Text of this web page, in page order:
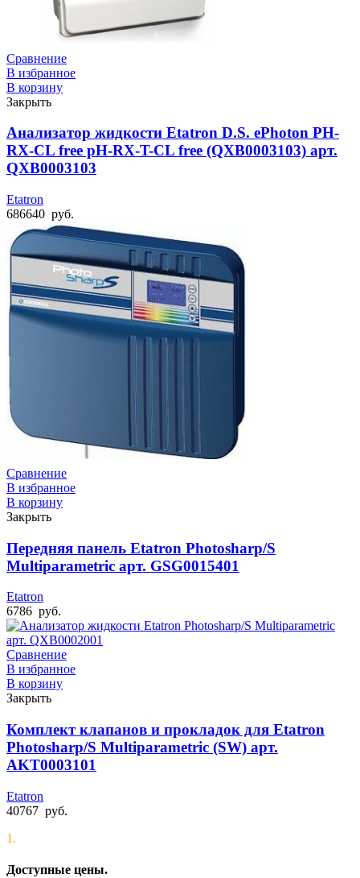
Сравнение
В избранное
В корзину
Закрыть
Анализатор жидкости Etatron D.S. ePhoton PH-
RX-CL free pH-RX-T-CL free (QXB0003103) арт.
QXB0003103
Etatron
686640 руб.
Сравнение
В избранное
В корзину
Закрыть
Передняя панель Etatron Photosharp/S
Multiparametric арт. GSG0015401
Etatron
6786 руб.
Сравнение
В избранное
В корзину
Закрыть
Комплект клапанов и прокладок для Etatron
Photosharp/S Multiparametric (SW) арт.
AKT0003101
Etatron
40767 руб.
1.
Доступные цены.